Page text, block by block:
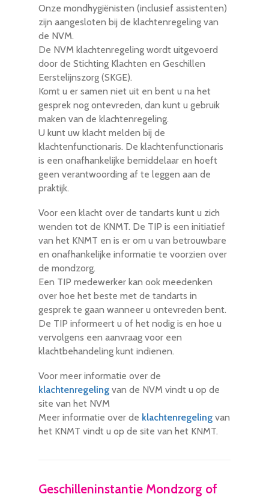
Onze mondhygiënisten (inclusief assistenten)
zijn aangesloten bij de klachtenregeling van
de NVM.
De NVM klachtenregeling wordt uitgevoerd
door de Stichting Klachten en Geschillen
Eerstelijnszorg (SKGE).
Komt u er samen niet uit en bent u na het
gesprek nog ontevreden, dan kunt u gebruik
maken van de klachtenregeling.
U kunt uw klacht melden bij de
klachtenfunctionaris. De klachtenfunctionaris
is een onafhankelijke bemiddelaar en hoeft
geen verantwoording af te leggen aan de
praktijk.
Voor een klacht over de tandarts kunt u zich
wenden tot de KNMT. De TIP is een initiatief
van het KNMT en is er om u van betrouwbare
en onafhankelijke informatie te voorzien over
de mondzorg.
Een TIP medewerker kan ook meedenken
over hoe het beste met de tandarts in
gesprek te gaan wanneer u ontevreden bent.
De TIP informeert u of het nodig is en hoe u
vervolgens een aanvraag voor een
klachtbehandeling kunt indienen.
Voor meer informatie over de
klachtenregeling van de NVM vindt u op de
site van het NVM
Meer informatie over de klachtenregeling van
het KNMT vindt u op de site van het KNMT.
Geschilleninstantie Mondzorg of